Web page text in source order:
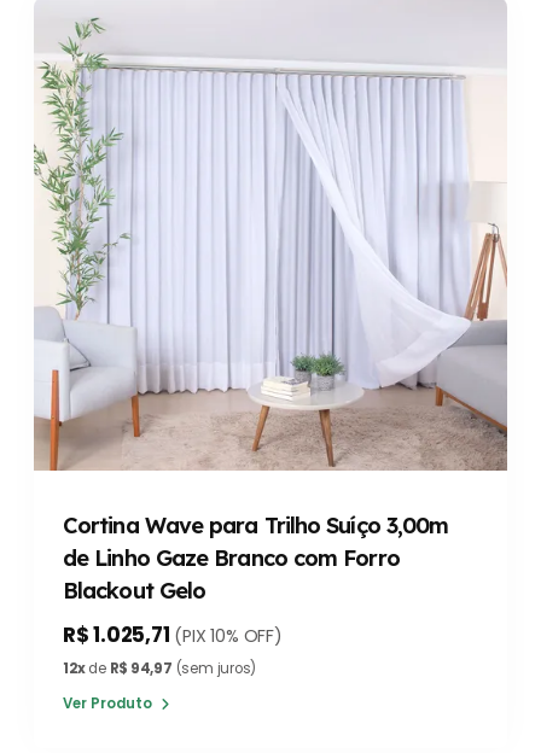
Cortina Wave para Trilho Suíço 3,00m
de Linho Gaze Branco com Forro
Blackout Gelo
R$ 1.025,71 (PIX 10% OFF)
12xde R$ 94,97 (sem juros)
Ver Produto